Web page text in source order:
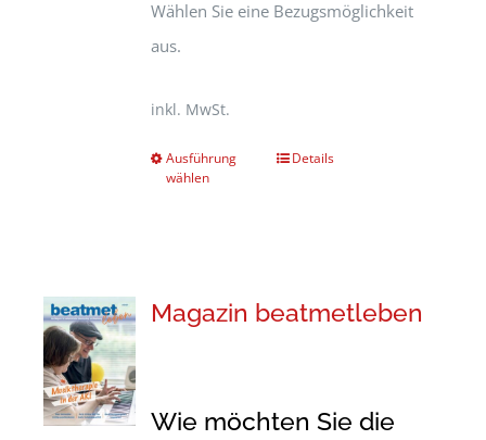
Wählen Sie eine Bezugsmöglichkeit
aus.
inkl. MwSt.
Ausführung
wählen
Details
Magazin beatmetleben
Wie möchten Sie die